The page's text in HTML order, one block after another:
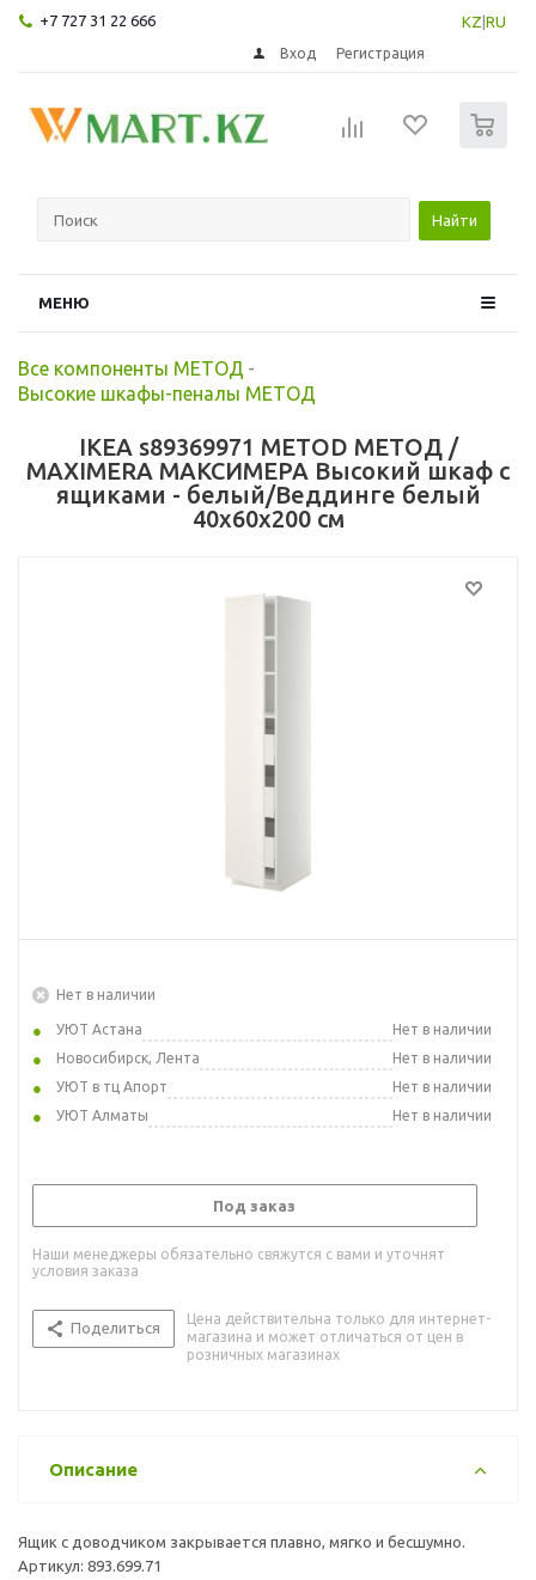
+7 727 31 22 666 KZ RU
Вход Регистрация
Найти
МЕНЮ
Все компоненты МЕТОД -
Высокие шкафы-пеналы МЕТОД
IKEA s89369971 METOD МЕТОД /
MAXIMERA МАКСИМЕРА Высокий шкаф с
ящиками - белый/Веддинге белый
40x60x200 см
Нет в наличии
УЮТ Астана
Нет в наличии
Новосибирск, Лента
Нет в наличии
УЮТ в тц Апорт
Нет в наличии
УЮТ Алматы
Нет в наличии
Под заказ
Наши менеджеры обязательно свяжутся с вами и уточнят
условия заказа
Поделиться
Цена действительна только для интернет-
магазина и может отличаться от цен в
розничных магазинах
Описание
Ящик с доводчиком закрывается плавно, мягко и бесшумно.
Артикул: 893.699.71